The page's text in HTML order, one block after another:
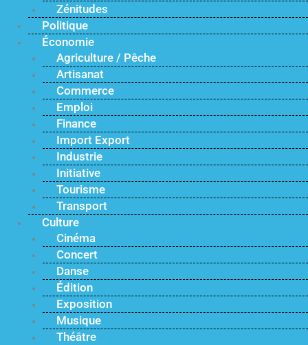
Zénitudes
Politique
Économie
Agriculture / Pêche
Artisanat
Commerce
Emploi
Finance
Import Export
Industrie
Initiative
Tourisme
Transport
Culture
Cinéma
Concert
Danse
Édition
Exposition
Musique
Théâtre